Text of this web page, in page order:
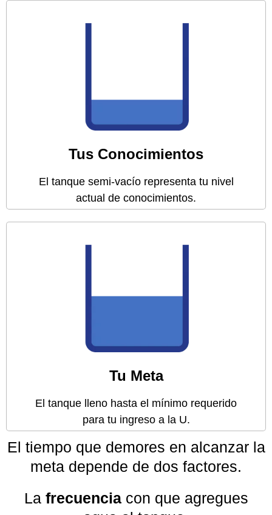
Tus Conocimientos
El tanque semi-vacío representa tu nivel
actual de conocimientos.
conocimientos.
Tu nivel actual lo determinamos mediante
simulacros de las cinco materias
Tu Meta
El tanque lleno hasta el mínimo requerido
para tu ingreso a la U.
Alcanzas la meta estudando talleres de las
cinco materias clave.
El tiempo que demores en alcanzar la
meta depende de dos factores.
La frecuencia con que agregues